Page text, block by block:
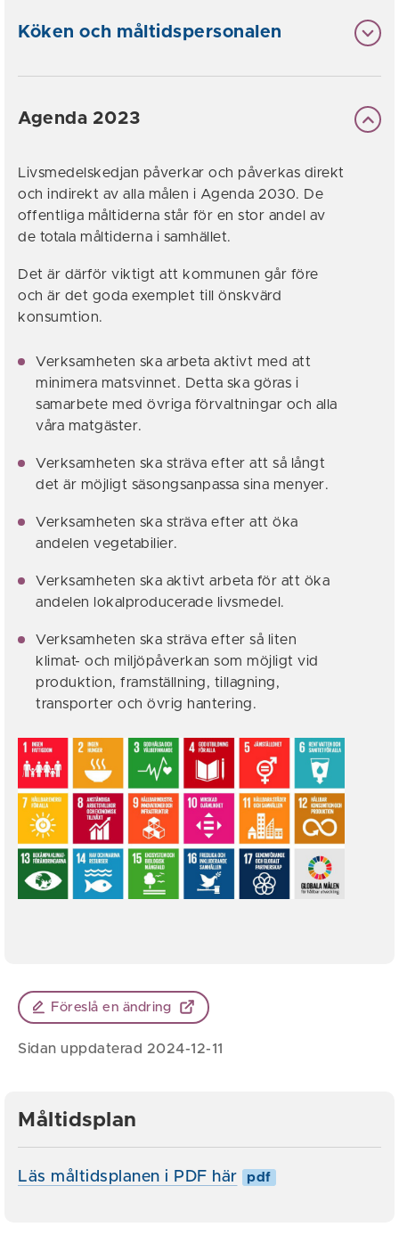
Köken och måltidspersonalen
Agenda 2023
Livsmedelskedjan påverkar och påverkas direkt
och indirekt av alla målen i Agenda 2030. De
offentliga måltiderna står för en stor andel av
de totala måltiderna i samhället.
Det är därför viktigt att kommunen går före
och är det goda exemplet till önskvärd
konsumtion.
Verksamheten ska arbeta aktivt med att
minimera matsvinnet. Detta ska göras i
samarbete med övriga förvaltningar och alla
våra matgäster.
Verksamheten ska sträva efter att så långt
det är möjligt säsongsanpassa sina menyer.
Verksamheten ska sträva efter att öka
andelen vegetabilier.
Verksamheten ska aktivt arbeta för att öka
andelen lokalproducerade livsmedel.
Verksamheten ska sträva efter så liten
klimat- och miljöpåverkan som möjligt vid
produktion, framställning, tillagning,
transporter och övrig hantering.
Föreslå en ändring
Sidan uppdaterad 2024-12-11
Måltidsplan
Läs måltidsplanen i PDF här pdf